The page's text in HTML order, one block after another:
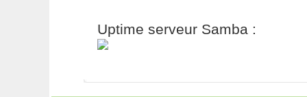
Uptime serveur Samba :